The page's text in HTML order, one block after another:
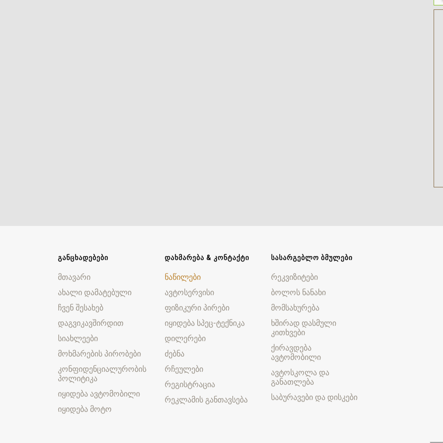
ᲒᲐᲜᲪᲮᲐᲓᲔᲑᲔᲑᲘ
მთავარი
ახალი დამატებული
ჩვენ შესახებ
დაგვიკავშირდით
სიახლეები
მოხმარების პირობები
კონფიდენციალურობის
პოლიტიკა
იყიდება ავტომობილი
იყიდება მოტო
ᲓᲐᲮᲛᲐᲠᲔᲑᲐ & ᲙᲝᲜᲢᲐᲥᲢᲘ
ნაწილები
ავტოსერვისი
ფიზიკური პირები
იყიდება სპეც-ტექნიკა
დილერები
ძებნა
რჩეულები
რეგისტრაცია
რეკლამის განთავსება
ᲡᲐᲡᲐᲠᲒᲔᲑᲚᲝ ᲑᲛᲣᲚᲔᲑᲘ
რეკვიზიტები
ბოლოს ნანახი
მომსახურება
ხშირად დასმული
კითხვები
ქირავდება
ავტომობილი
ავტოსკოლა და
განათლება
საბურავები და დისკები